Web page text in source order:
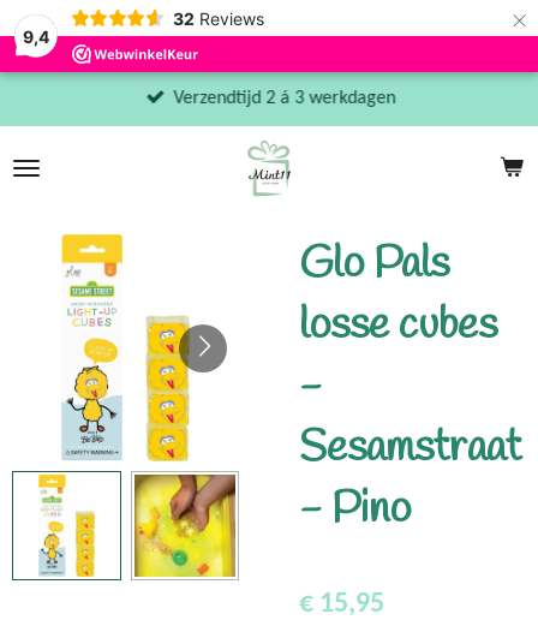
9,4
32 Reviews ×
Verzendtijd 2 á 3 werkdagen
Glo Pals
losse cubes
-
Sesamstraat
- Pino
€ 15,95